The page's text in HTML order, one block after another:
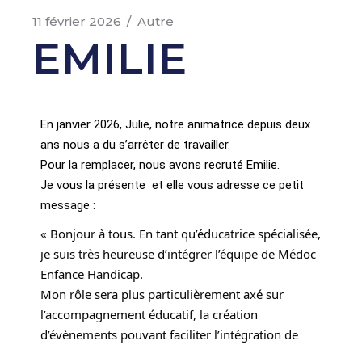
11 février 2026 Autre
EMILIE
En janvier 2026, Julie, notre animatrice depuis deux
ans nous a du s’arrêter de travailler.
Pour la remplacer, nous avons recruté Emilie.
Je vous la présente et ellevous adresse ce petit
message :
« Bonjour à tous. En tant qu’éducatrice spécialisée,
je suis très heureuse d’intégrer l’équipe de Médoc
Enfance Handicap.
Mon rôle sera plus particulièrement axé sur
l’accompagnement éducatif, la création
d’évènements pouvant faciliter l’intégration de